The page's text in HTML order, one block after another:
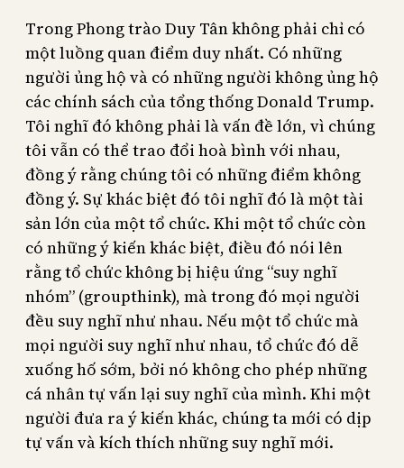
Trong Phong trào Duy Tân không phải chỉ có
một luồng quan điểm duy nhất. Có những
người ủng hộ và có những người không ủng hộ
các chính sách của tổng thống Donald Trump.
Tôi nghĩ đó không phải là vấn đề lớn, vì chúng
tôi vẫn có thể trao đổi hoà bình với nhau,
đồng ý rằng chúng tôi có những điểm không
đồng ý. Sự khác biệt đó tôi nghĩ đó là một tài
sản lớn của một tổ chức. Khi một tổ chức còn
có những ý kiến khác biệt, điều đó nói lên
rằng tổ chức không bị hiệu ứng “suy nghĩ
nhóm” (groupthink), mà trong đó mọi người
đều suy nghĩ như nhau. Nếu một tổ chức mà
mọi người suy nghĩ như nhau, tổ chức đó dễ
xuống hố sớm, bởi nó không cho phép những
cá nhân tự vấn lại suy nghĩ của mình. Khi một
người đưa ra ý kiến khác, chúng ta mới có dịp
tự vấn và kích thích những suy nghĩ mới.